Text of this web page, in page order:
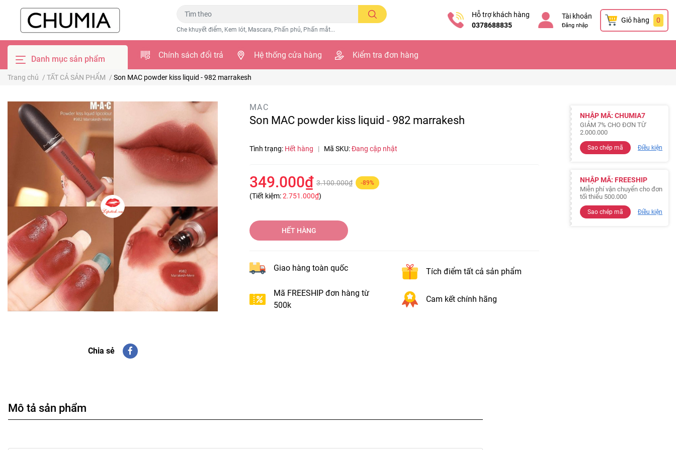
Che khuyết điểm, Kem lót, Mascara, Phấn phủ, Phấn mắt...
Hỗ trợ khách hàng
0378688835
Tài khoản
Đăng nhập
Giỏ hàng 0
Danh mục sản phẩm Chính sách đổi trả Hệ thống cửa hàng Kiểm tra đơn hàng
Trang chủ / TẤT CẢ SẢN PHẨM / Son MAC powder kiss liquid - 982 marrakesh
Chia sẻ
MAC
Son MAC powder kiss liquid - 982 marrakesh
Tình trạng: Hết hàng | Mã SKU:Đang cập nhật
349.000₫ 3.100.000₫ -89%
(Tiết kiệm:2.751.000₫)
HẾT HÀNG
Giao hàng toàn quốc Tích điểm tất cả sản phẩm
Mã FREESHIP đơn hàng từ
500k
Cam kết chính hãng
NHẬP MÃ: CHUMIA7
GIẢM 7% CHO ĐƠN TỪ
2.000.000
Sao chép mã Điều kiện
NHẬP MÃ: FREESHIP
Miễn phí vận chuyển cho đơn
tối thiểu 500.000
Sao chép mã Điều kiện
Mô tả sản phẩm